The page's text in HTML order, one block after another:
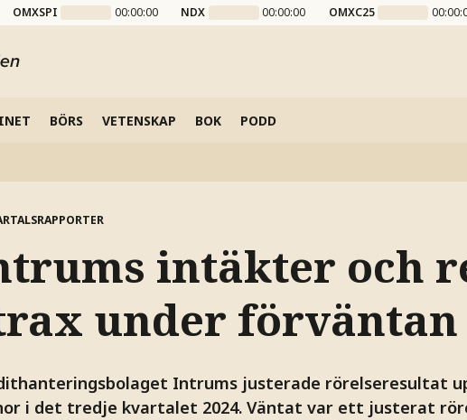
OMXSPI 00:00:00 NDX 00:00:00 OMXC25
BÖRS VETENSKAP BOK PODD
intäkter och
under förväntan
Intrums justerade rörelseresultat
i det tredje kvartalet 2024. Väntat var ett justerat